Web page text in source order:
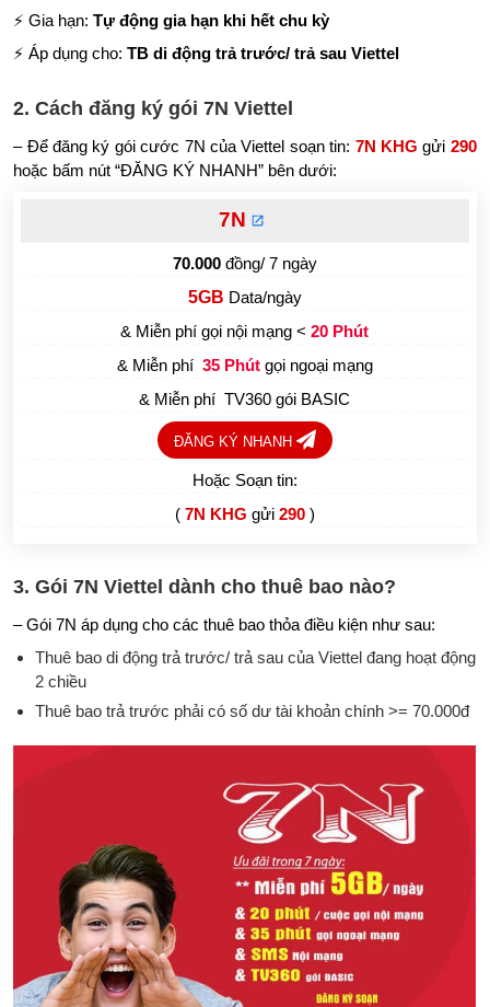
⚡ Gia hạn:Tự động gia hạn khi hết chu kỳ
⚡ Áp dụng cho:TB di động trả trước/ trả sau Viettel
2. Cách đăng ký gói 7N Viettel
– Để đăng ký gói cước 7N của Viettel soạn tin: 7N KHG gửi 290
hoặc bấm nút “ĐĂNG KÝ NHANH” bên dưới:
7N
70.000đồng/ 7 ngày
5GB Data/ngày
& Miễn phí gọi nội mạng <20 Phút
& Miễn phí 35 Phút gọi ngoại mạng
& Miễn phí TV360 gói BASIC
ĐĂNG KÝ NHANH
Hoặc Soạn tin:
( 7N KHG gửi 290 )
3. Gói 7N Viettel dành cho thuê bao nào?
– Gói 7N áp dụng cho các thuê bao thỏa điều kiện như sau:
Thuê bao di động trả trước/ trả sau của Viettel đang hoạt động
2 chiều
Thuê bao trả trước phải có số dư tài khoản chính >= 70.000đ